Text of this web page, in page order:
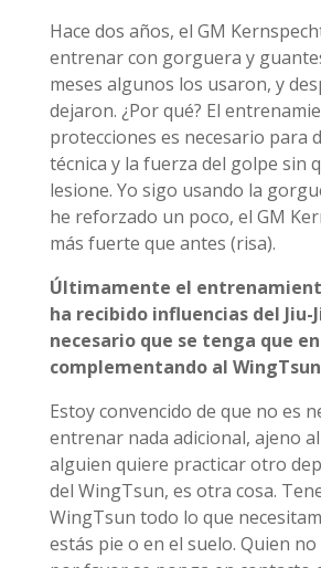
Hace dos años, el GM
entrenar con gorguera y
meses algunos los usaron, y
dejaron. ¿Por qué? El
protecciones es necesario para
técnica y la fuerza del golpe sin
lesione. Yo sigo usando la
he reforzado un poco, el GM
más fuerte que antes (risa).
Últimamente el
ha recibido influencias del Jiu-
necesario que se tenga que
complementando al
Estoy convencido de que no es
entrenar nada adicional, ajeno
alguien quiere practicar otro
del WingTsun, es otra cosa.
WingTsun todo lo que
estás pie o en el suelo. Quien no